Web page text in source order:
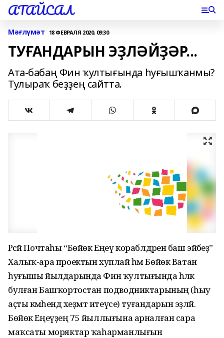
АТАЙСАЛ
Мәғлүмәт 18 ФЕВРАЛЯ 2020, 09:30
ТУҒАНДАРЫН ЭҘЛӘЙҘӘР...
Ата-бабаң Фин ҡултығында һуғышҡанмы?
Тулыраҡ беҙҙең сайтта.
Рәсәй Почтаһы “Бөйөк Еңеү кораблдәренә баш эйәбеҙ”
Халыҡ-ара проектын хуплай һәм Бөйөк Ватан
һуғышы йылдарында Фин ҡултығында һәләк
булған Башҡортостан подводниктарының (һыу
аҫты кәмәһендә хеҙмәт итеүсе) туғандарын эҙләй.
Бөйөк Еңеүҙең 75 йыллығына арналған сара
маҡсаты моряктар ҡаһарманлығын